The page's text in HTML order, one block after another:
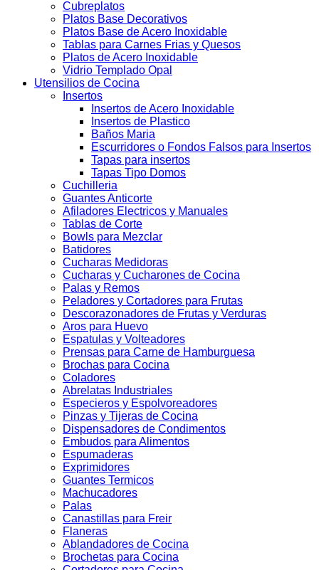
Cubreplatos
Platos Base Decorativos
Platos Base de Acero Inoxidable
Tablas para Carnes Frias y Quesos
Platos de Acero Inoxidable
Vidrio Templado Opal
Utensilios de Cocina
Insertos
Insertos de Acero Inoxidable
Insertos de Plastico
Baños Maria
Escurridores o Fondos Falsos para Insertos
Tapas para insertos
Tapas Tipo Domos
Cuchilleria
Guantes Anticorte
Afiladores Electricos y Manuales
Tablas de Corte
Bowls para Mezclar
Batidores
Cucharas Medidoras
Cucharas y Cucharones de Cocina
Palas y Remos
Peladores y Cortadores para Frutas
Descorazonadores de Frutas y Verduras
Aros para Huevo
Espatulas y Volteadores
Prensas para Carne de Hamburguesa
Brochas para Cocina
Coladores
Abrelatas Industriales
Especieros y Espolvoreadores
Pinzas y Tijeras de Cocina
Dispensadores de Condimentos
Embudos para Alimentos
Espumaderas
Exprimidores
Guantes Termicos
Machucadores
Palas
Canastillas para Freir
Flaneras
Ablandadores de Cocina
Brochetas para Cocina